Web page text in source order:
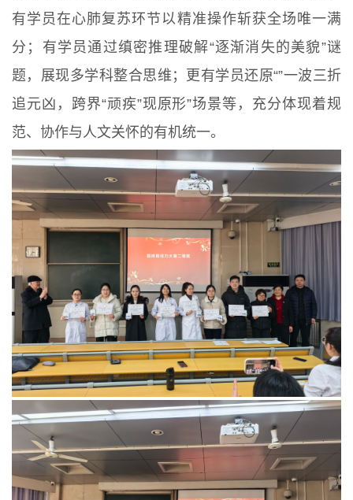
有学员在心肺复苏环节以精准操作斩获全场唯一满
分；有学员通过缜密推理破解“逐渐消失的美貌”谜
题，展现多学科整合思维；更有学员还原“”一波三折
追元凶，跨界“顽疾”现原形”场景等，充分体现着规
范、协作与人文关怀的有机统一。